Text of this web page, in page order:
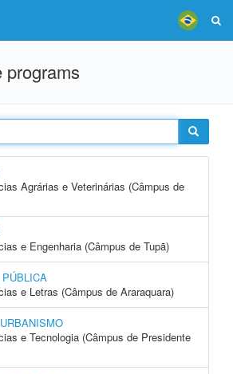
programs
Agrárias e Veterinárias (Câmpus de
e Engenharia (Câmpus de Tupã)
e Letras (Câmpus de Araraquara)
e Tecnologia (Câmpus de Presidente